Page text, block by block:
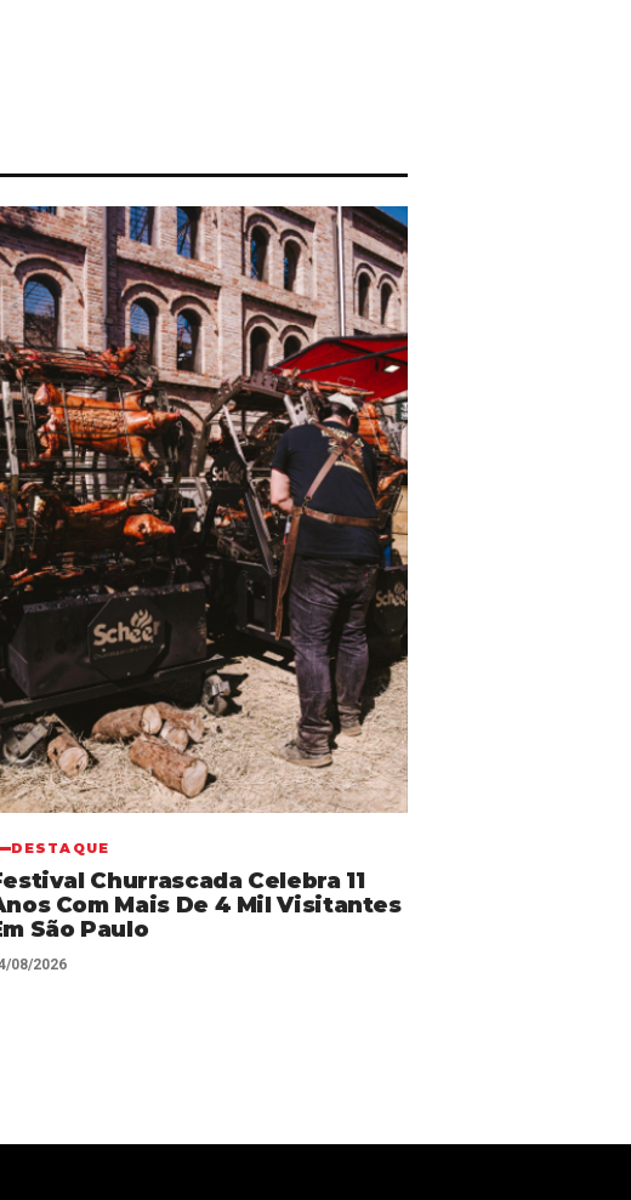
DESTAQUE
Churrascada Celebra 11
Com Mais De 4 Mil Visitantes
São Paulo
08/2026